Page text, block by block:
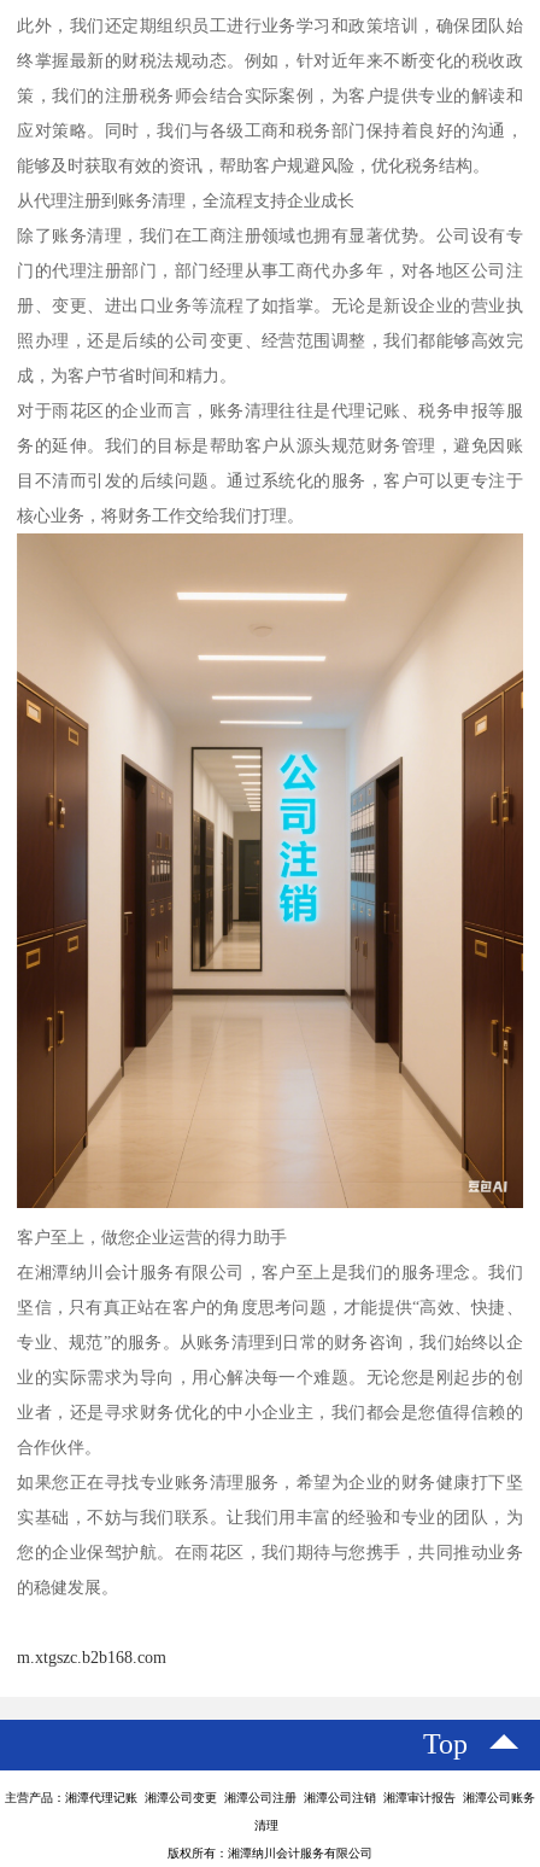
此外，我们还定期组织员工进行业务学习和政策培训，确保团队始
终掌握最新的财税法规动态。例如，针对近年来不断变化的税收政
策，我们的注册税务师会结合实际案例，为客户提供专业的解读和
应对策略。同时，我们与各级工商和税务部门保持着良好的沟通，
能够及时获取有效的资讯，帮助客户规避风险，优化税务结构。
从代理注册到账务清理，全流程支持企业成长
除了账务清理，我们在工商注册领域也拥有显著优势。公司设有专
门的代理注册部门，部门经理从事工商代办多年，对各地区公司注
册、变更、进出口业务等流程了如指掌。无论是新设企业的营业执
照办理，还是后续的公司变更、经营范围调整，我们都能够高效完
成，为客户节省时间和精力。
对于雨花区的企业而言，账务清理往往是代理记账、税务申报等服
务的延伸。我们的目标是帮助客户从源头规范财务管理，避免因账
目不清而引发的后续问题。通过系统化的服务，客户可以更专注于
核心业务，将财务工作交给我们打理。
客户至上，做您企业运营的得力助手
在湘潭纳川会计服务有限公司，客户至上是我们的服务理念。我们
坚信，只有真正站在客户的角度思考问题，才能提供“高效、快捷、
专业、规范”的服务。从账务清理到日常的财务咨询，我们始终以企
业的实际需求为导向，用心解决每一个难题。无论您是刚起步的创
业者，还是寻求财务优化的中小企业主，我们都会是您值得信赖的
合作伙伴。
如果您正在寻找专业账务清理服务，希望为企业的财务健康打下坚
实基础，不妨与我们联系。让我们用丰富的经验和专业的团队，为
您的企业保驾护航。在雨花区，我们期待与您携手，共同推动业务
的稳健发展。
m.xtgszc.b2b168.com
Top
主营产品：湘潭代理记账 湘潭公司变更 湘潭公司注册 湘潭公司注销 湘潭审计报告 湘潭公司账务
清理
版权所有：湘潭纳川会计服务有限公司